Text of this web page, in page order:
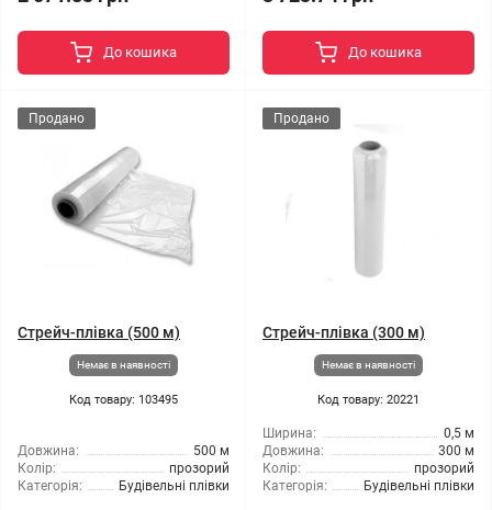
До кошика До кошика
Продано
Стрейч-плівка (500 м)
Немає в наявності
Код товару: 103495
Довжина:
500 м
Колір:
прозорий
Категорія:
Будівельні плівки
Продано
Стрейч-плівка (300 м)
Немає в наявності
Код товару: 20221
Ширина:
0,5 м
Довжина:
300 м
Колір:
прозорий
Категорія:
Будівельні плівки